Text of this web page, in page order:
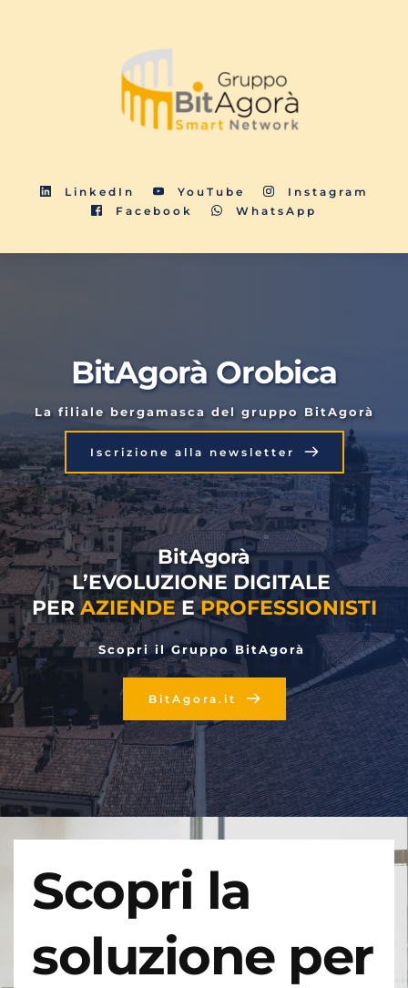
LinkedIn YouTube
Instagram
Facebook
WhatsApp
BitAgorà Orobica
La filiale bergamasca del gruppo BitAgorà
Iscrizione alla newsletter
BitAgorà
L’EVOLUZIONE DIGITALE
PER AZIENDE E PROFESSIONISTI
Scopri il Gruppo BitAgorà
BitAgora.it
Scopri la
soluzione per